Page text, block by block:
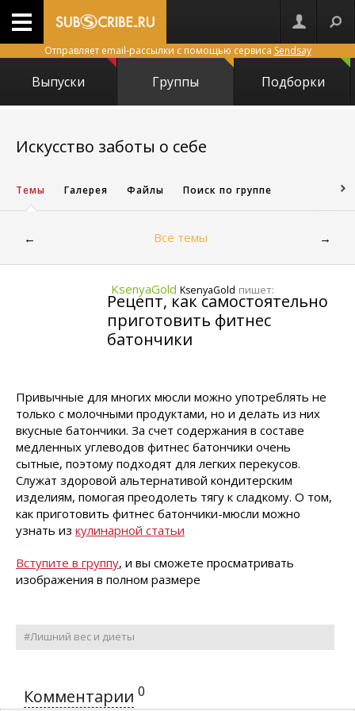
Отправляет email-рассылки с помощью сервиса Sendsay
Выпуски Группы Подборки
Искусство заботы о себе
Темы Галерея Файлы Поиск по группе
← Все темы →
KsenyaGold KsenyaGold пишет:
Рецепт, как самостоятельно
приготовить фитнес
батончики
Привычные для многих мюсли можно употреблять не
только с молочными продуктами, но и делать из них
вкусные батончики. За счет содержания в составе
медленных углеводов фитнес батончики очень
сытные, поэтому подходят для легких перекусов.
Служат здоровой альтернативой кондитерским
изделиям, помогая преодолеть тягу к сладкому. О том,
как приготовить фитнес батончики-мюсли можно
узнать из кулинарной статьи
Вступите в группу, и вы сможете просматривать
изображения в полном размере
#Лишний вес и диеты
Комментарии 0